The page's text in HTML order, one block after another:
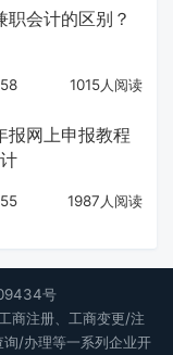
职会计的区别？
1015人阅读
报网上申报教程
1987人阅读
号
商注册、工商变更/注
/办理等一系列企业开